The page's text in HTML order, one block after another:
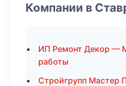
Компании в
ИП Ремонт Декор —
работы
Стройгрупп Мастер